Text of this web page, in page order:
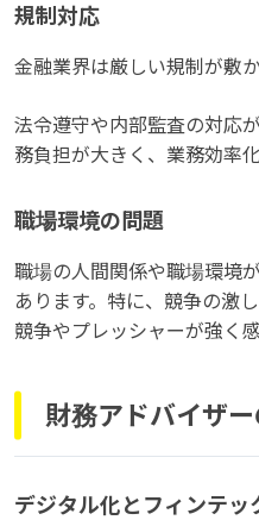
規制対応
金融業界は厳しい規制が敷か
法令遵守や内部監査の対応
務負担が大きく、業務効率
職場環境の問題
職場の人間関係や職場環境
あります。特に、競争の激
競争やプレッシャーが強く
財務アドバイザ
デジタル化とフィンテッ